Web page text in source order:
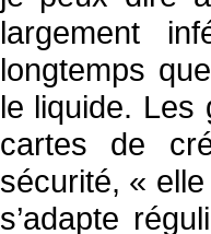
largement
longtemps
le liquide. Les
cartes de
sécurité, «
s’adapte